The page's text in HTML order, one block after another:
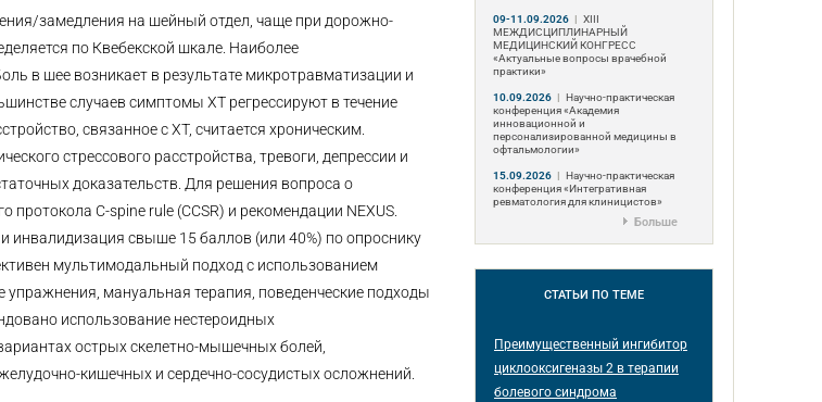
замедления на шейный отдел, чаще при дорожно-
по Квебекской шкале. Наиболее
в шее возникает в результате микротравматизации и
случаев симптомы ХТ регрессируют в течение
связанное с ХТ, считается хроническим.
стрессового расстройства, тревоги, депрессии и
доказательств. Для решения вопроса о
C-spine rule (CCSR) и рекомендации NEXUS.
свыше 15 баллов (или 40%) по опроснику
мультимодальный подход с использованием
упражнения, мануальная терапия, поведенческие подходы
использование нестероидных
острых скелетно-мышечных болей,
кишечных и сердечно-сосудистых осложнений.
09-11.09.2026 | ХIII
МЕЖДИСЦИПЛИНАРНЫЙ
МЕДИЦИНСКИЙ КОНГРЕСС
«Актуальные вопросы врачебной
практики»
10.09.2026 | Научно-практическая
конференция «Академия
инновационной и
персонализированной медицины в
офтальмологии»
15.09.2026 | Научно-практическая
конференция «Интегративная
ревматология для клиницистов»
Больше
СТАТЬИ ПО ТЕМЕ
Преимущественный ингибитор
циклооксигеназы 2 в терапии
болевого синдрома